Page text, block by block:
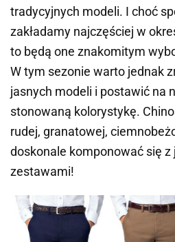
tradycyjnych modeli. I choć
zakładamy najczęściej w
to będą one znakomitym
W tym sezonie warto jednak
jasnych modeli i postawić na
stonowaną kolorystykę.
rudej, granatowej,
doskonale komponować się z
zestawami!